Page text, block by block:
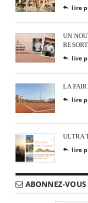
 lire
UN
 lire
LA
 lire
ULTRA
 lire
ABONNEZ-VOUS